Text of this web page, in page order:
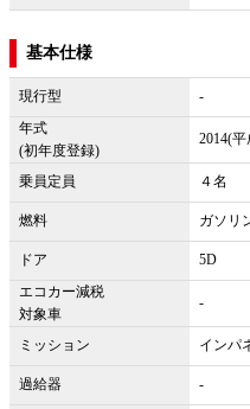
基本仕様
現行型 -
年式
(初年度登録)
2014(
乗員定員 ４名
燃料 ガソリ
ドア
5D
エコカー減税
対象車
-
ミッション インパ
過給器 -